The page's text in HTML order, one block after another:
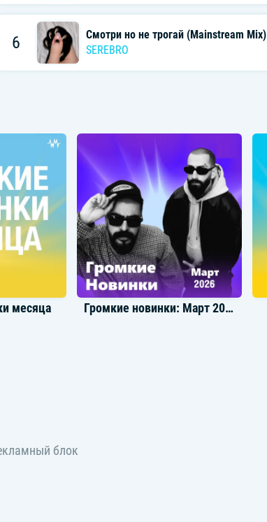
6
Смотри но не трогай (Mainstream Mix)
SEREBRO
месяца Громкие новинки: Март 2026